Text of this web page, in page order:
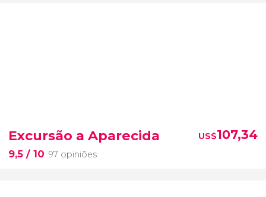
Excursão a Aparecida
9,5 / 10 97 opiniões
US$107,34